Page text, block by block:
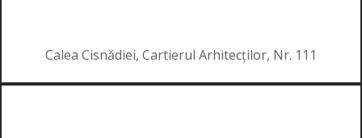
Calea Cisnădiei, Cartierul Arhitecților, Nr. 111